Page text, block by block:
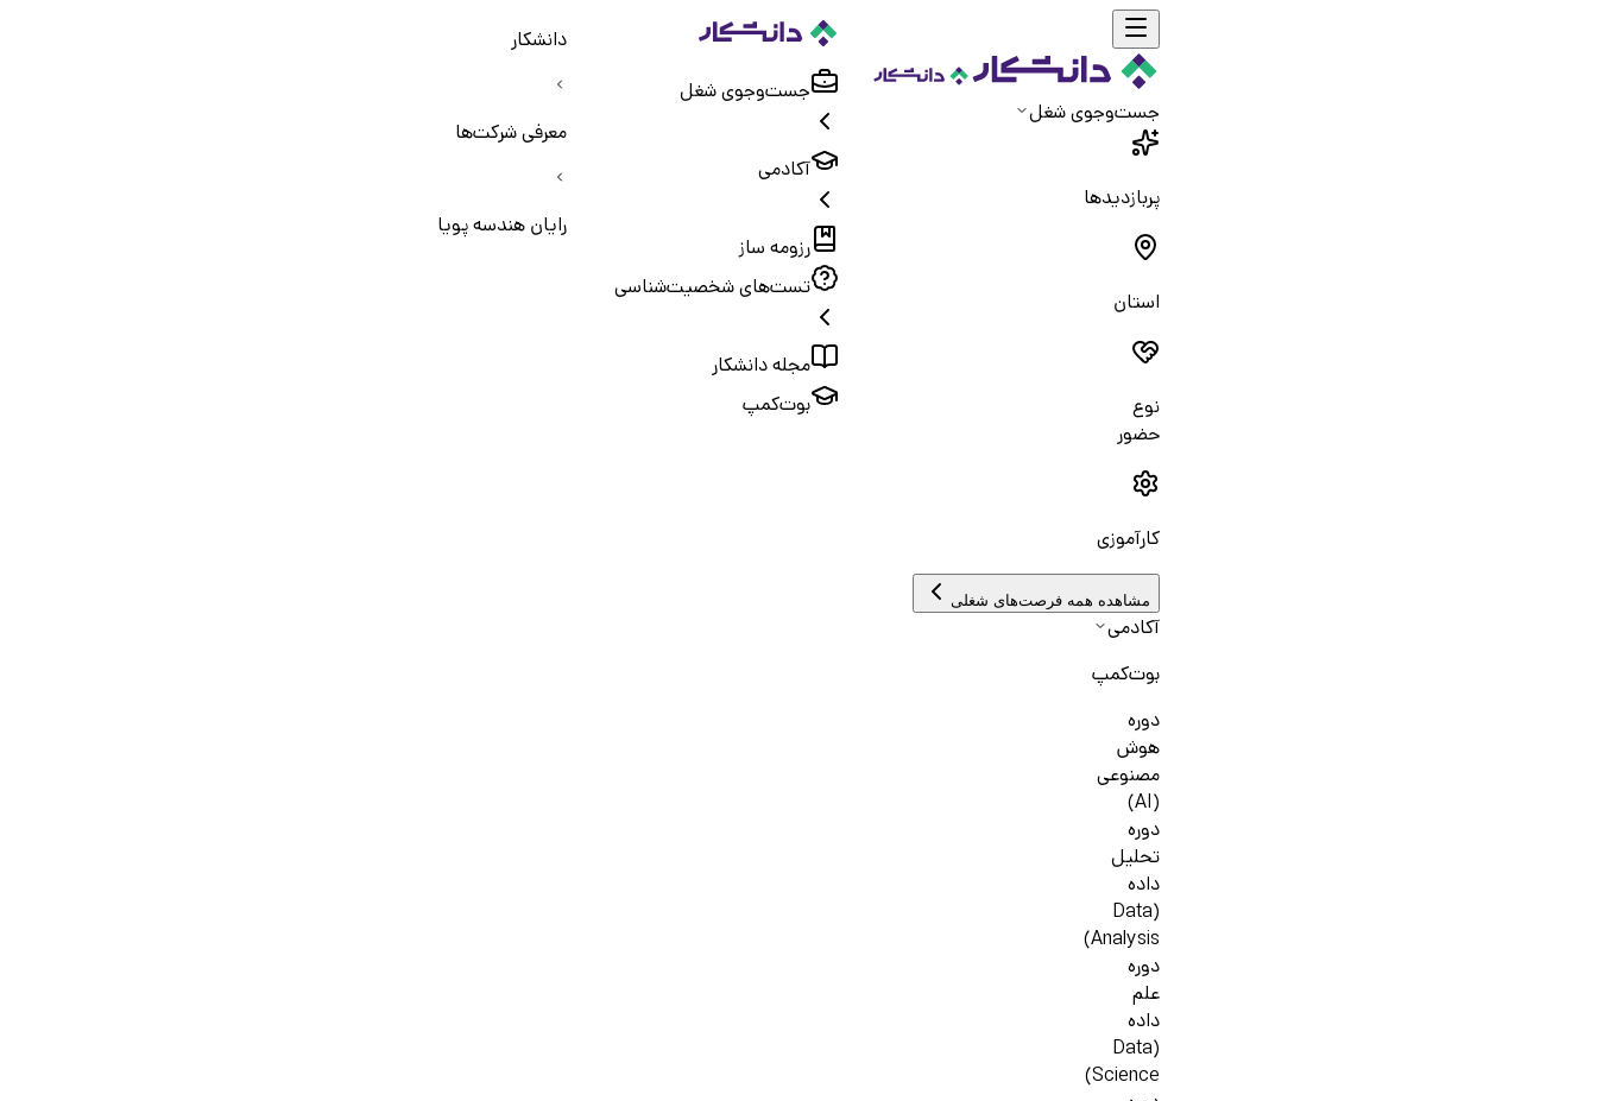
جست‌و‌جوی شغل
پربازدیدها
استان
نوع
حضور
کارآموزی
مشاهده همه فرصت‌های شغلی
آکادمی
بوت‌کمپ
دوره
هوش
مصنوعی
(AI)
دوره
تحلیل
داده
(Data
Analysis)
دوره
علم
داده
(Data
Science)
جست‌و‌جوی شغل
آکادمی
رزومه ساز
تست‌های شخصیت‌شناسی
مجله دانشکار
بوت‌کمپ
دانشکار
معرفی شرکت‌ها
رایان هندسه پویا